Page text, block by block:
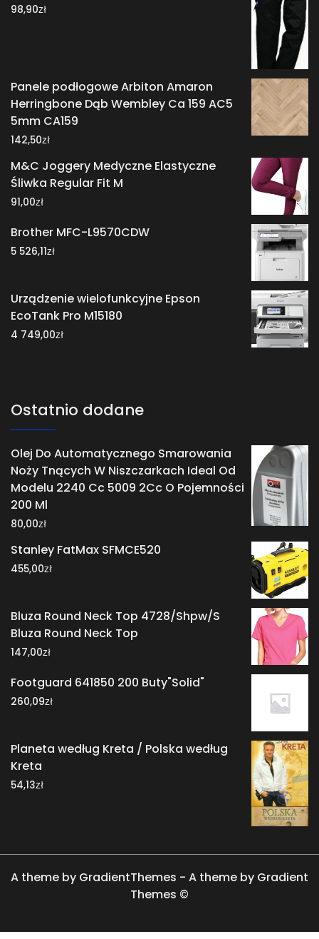
98,90zł
Panele podłogowe Arbiton Amaron
Herringbone Dąb Wembley Ca 159 AC5
5mm CA159
142,50zł
M&C Joggery Medyczne Elastyczne
Śliwka Regular Fit M
91,00zł
Brother MFC-L9570CDW
5 526,11zł
Urządzenie wielofunkcyjne Epson
EcoTank Pro M15180
4 749,00zł
Ostatnio dodane
Olej Do Automatycznego Smarowania
Noży Tnących W Niszczarkach Ideal Od
Modelu 2240 Cc 5009 2Cc O Pojemności
200 Ml
80,00zł
Stanley FatMax SFMCE520
455,00zł
Bluza Round Neck Top 4728/Shpw/S
Bluza Round Neck Top
147,00zł
Footguard 641850 200 Buty"Solid"
260,09zł
Planeta według Kreta / Polska według
Kreta
54,13zł
A theme by GradientThemes - A theme by Gradient
Themes ©